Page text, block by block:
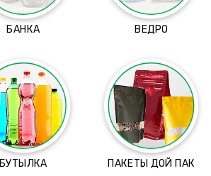
БАНКА ВЕДРО
БУТЫЛКА ПАКЕТЫ ДОЙ ПАК